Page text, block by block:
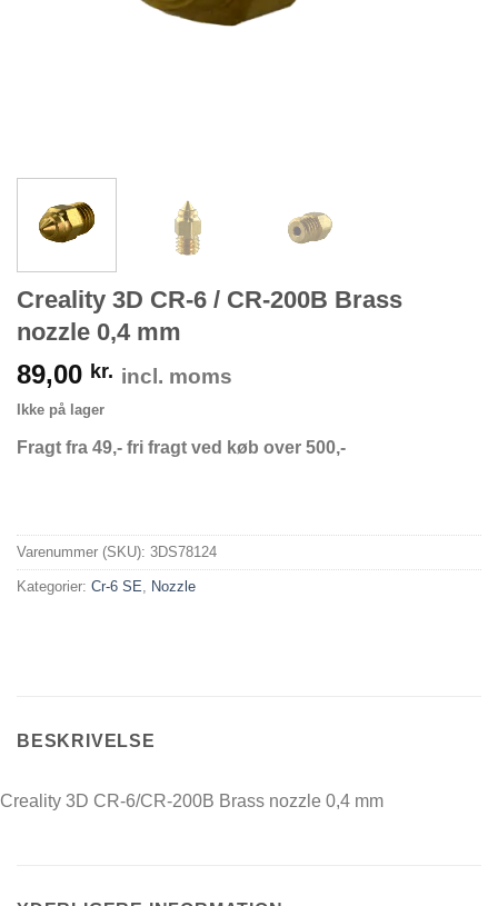
Creality 3D CR-6 / CR-200B Brass
nozzle 0,4 mm
89,00 kr. incl. moms
Ikke på lager
Fragt fra 49,- fri fragt ved køb over 500,-
Varenummer (SKU): 3DS78124
Kategorier: Cr-6 SE, Nozzle
BESKRIVELSE
Creality 3D CR-6/CR-200B Brass nozzle 0,4 mm